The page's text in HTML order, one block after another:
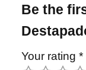
Be the
Your rating *